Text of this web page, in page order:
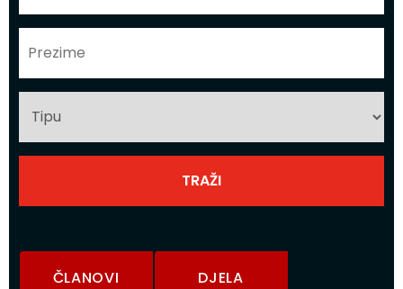
ČLANOVI DJELA